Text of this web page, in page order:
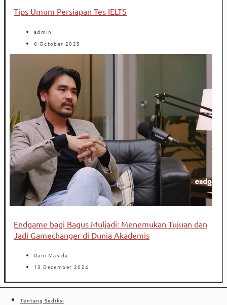
Tips Umum Persiapan Tes IELTS
admin
6 October 2025
Endgame bagi Bagus Muljadi: Menemukan Tujuan dan
Jadi Gamechanger di Dunia Akademis
Rani Masida
13 December 2024
Tentang Sediksi